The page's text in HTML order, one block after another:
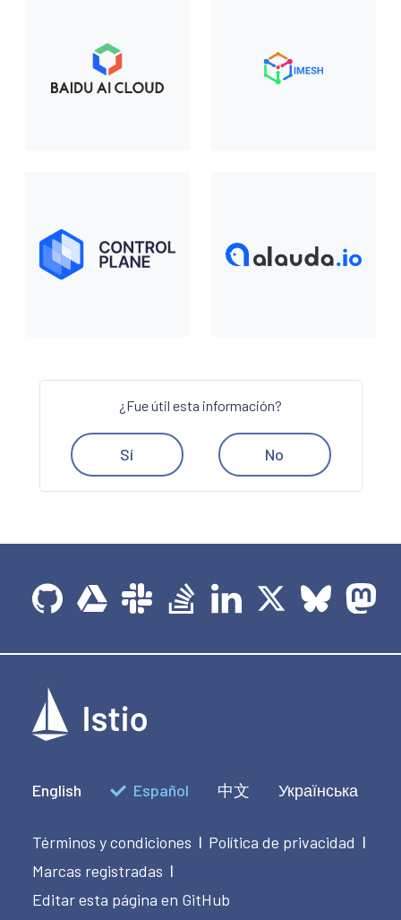
¿Fue útil esta información?
Sí No
English Español 中文 Українська
Términos y condiciones | Política de privacidad |
Marcas registradas |
Editar esta página en GitHub